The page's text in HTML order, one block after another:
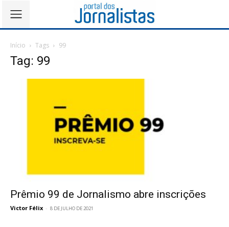
Início Tags 99
Tag: 99
Prêmio 99 de Jornalismo abre inscrições
Victor Félix - 8 DE JULHO DE 2021